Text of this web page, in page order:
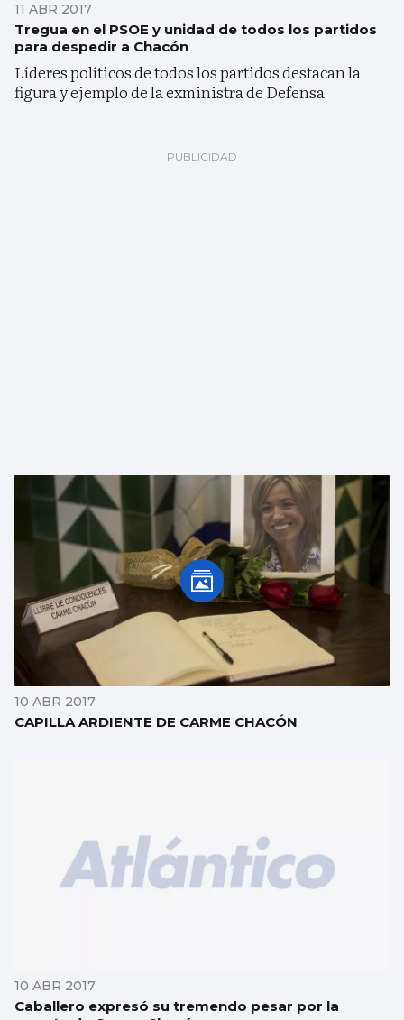
11 ABR 2017
Tregua en el PSOE y unidad de todos los partidos
para despedir a Chacón
Líderes políticos de todos los partidos destacan la
figura y ejemplo de la exministra de Defensa
10 ABR 2017
CAPILLA ARDIENTE DE CARME CHACÓN
10 ABR 2017
Caballero expresó su tremendo pesar por la